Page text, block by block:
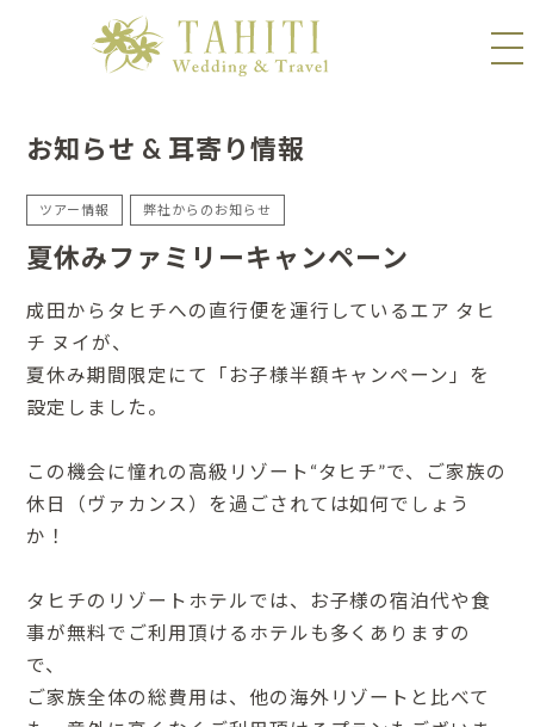
お知らせ & 耳寄り情報
ツアー情報 弊社からのお知らせ
夏休みファミリーキャンペーン
成田からタヒチへの直行便を運行しているエア タヒ
チ ヌイが、
夏休み期間限定にて「お子様半額キャンペーン」を
設定しました。
この機会に憧れの高級リゾート“タヒチ”で、ご家族の
休日（ヴァカンス）を過ごされては如何でしょう
か！
タヒチのリゾートホテルでは、お子様の宿泊代や食
事が無料でご利用頂けるホテルも多くありますの
で、
ご家族全体の総費用は、他の海外リゾートと比べて